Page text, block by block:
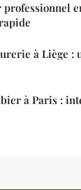
à Liège :
à Paris :